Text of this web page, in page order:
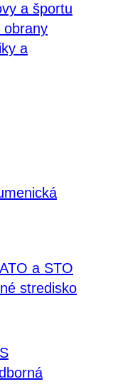
a športu
obrany
a
a STO
stredisko